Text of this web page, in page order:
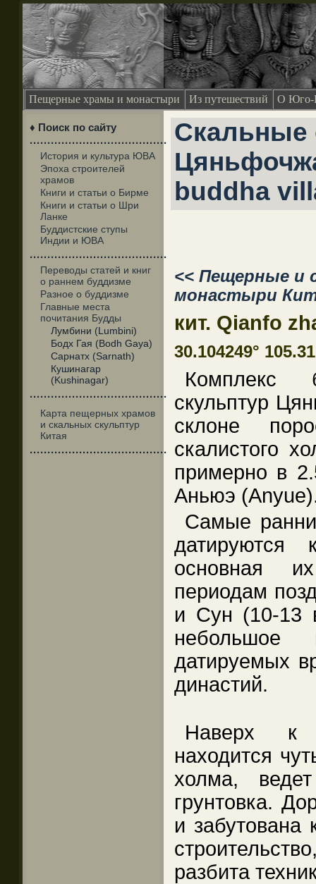
Пещерные храмы и монастыри Из путешествий О Юго-
♦ Поиск по сайту
·······································
История и культура ЮВА
Эпоха строителей
храмов
Книги и статьи о Бирме
Книги и статьи о Шри
Ланке
Буддистские ступы
Индии и ЮВА
·······································
Переводы статей и книг
о раннем буддизме
Разное о буддизме
Главные места
почитания Будды
Лумбини (Lumbini)
Бодх Гая (Bodh Gaya)
Сарнатх (Sarnath)
Кушинагар
(Kushinagar)
·······································
Карта пещерных храмов
и скальных скульптур
Китая
·······································
Скальные
buddha
<< Пещерные и
монастыри
кит. Qianfo
30.104249°
Комплекс
скульптур
склоне
скалистого
примерно в
Аньюэ
Самые
основная
периодам
и Сун (10-13
небольшое
датируемых
династий.
Наверх к
находится
холма,
грунтовка.
и забутована
разбита